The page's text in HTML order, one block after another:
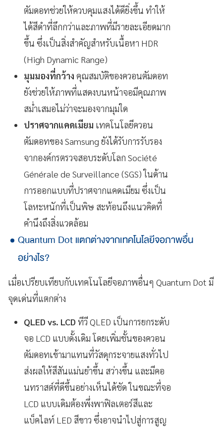
ตัมดอทช่วยให้ควบคุมแสงได้ดียิ่งขึ้น ทำให้
ได้สีดำที่ลึกกว่าและภาพที่มีรายละเอียดมาก
ขึ้น ซึ่งเป็นสิ่งสำคัญสำหรับเนื้อหา HDR
(High Dynamic Range)
มุมมองที่กว้าง คุณสมบัติของควอนตัมดอท
ยังช่วยให้ภาพที่แสดงบนหน้าจอมีคุณภาพ
สม่ำเสมอไม่ว่าจะมองจากมุมใด
ปราศจากแคดเมียม เทคโนโลยีควอน
ตัมดอทของ Samsung ยังได้รับการรับรอง
จากองค์กรตรวจสอบระดับโลก Société
Générale de Surveillance (SGS) ในด้าน
การออกแบบที่ปราศจากแคดเมียม ซึ่งเป็น
โลหะหนักที่เป็นพิษ สะท้อนถึงแนวคิดที่
คำนึงถึงสิ่งแวดล้อม
Quantum Dot แตกต่างจากเทคโนโลยีจอภาพอื่น
อย่างไร?
เมื่อเปรียบเทียบกับเทคโนโลยีจอภาพอื่นๆ Quantum Dot มี
จุดเด่นที่แตกต่าง
QLED vs. LCD ทีวี QLED เป็นการยกระดับ
จอ LCD แบบดั้งเดิม โดยเพิ่มชั้นของควอน
ตัมดอทเข้ามาแทนที่วัสดุกระจายแสงทั่วไป
ส่งผลให้สีสันแม่นยำขึ้น สว่างขึ้น และมีคอ
นทราสต์ที่ดีขึ้นอย่างเห็นได้ชัด ในขณะที่จอ
LCD แบบเดิมต้องพึ่งพาฟิลเตอร์สีและ
แบ็คไลท์ LED สีขาว ซึ่งอาจนำไปสู่การสูญ